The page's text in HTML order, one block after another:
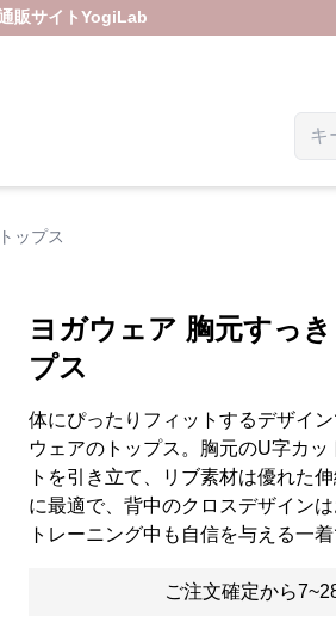
販サイトYogiLab
ップス
ヨガウェア 胸元すっ
プス
体にぴったりフィットするデザイ
ウェアのトップス。胸元のU字カ
トを引き立て、リブ素材は優れた
に最適で、背中のクロスデザイン
トレーニング中も自信を与える一着
ご注文確定から